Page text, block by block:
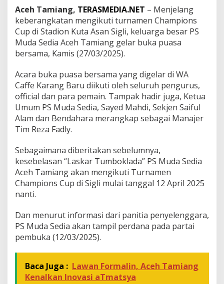
n
C
h
a
m
p
o
s
C
u
p
M
u
d
a
S
i
a
G
e
l
r
B
Aceh Tamiang, TERASMEDIA.NET – Menjelang
keberangkatan mengikuti turnamen Champions
Cup di Stadion Kuta Asan Sigli, keluarga besar PS
Muda Sedia Aceh Tamiang gelar buka puasa
bersama, Kamis (27/03/2025).
Acara buka puasa bersama yang digelar di WA
Caffe Karang Baru diikuti oleh seluruh pengurus,
official dan para pemain. Tampak hadir juga, Ketua
Umum PS Muda Sedia, Sayed Mahdi, Sekjen Saiful
Alam dan Bendahara merangkap sebagai Manajer
Tim Reza Fadly.
Sebagaimana diberitakan sebelumnya,
kesebelasan “Laskar Tumboklada” PS Muda Sedia
Aceh Tamiang akan mengikuti Turnamen
Champions Cup di Sigli mulai tanggal 12 April 2025
nanti.
Dan menurut informasi dari panitia penyelenggara,
PS Muda Sedia akan tampil perdana pada partai
pembuka (12/03/2025).
Baca Juga : Lawan Formalin, Aceh Tamiang
Kenalkan Inovasi aTmatsya